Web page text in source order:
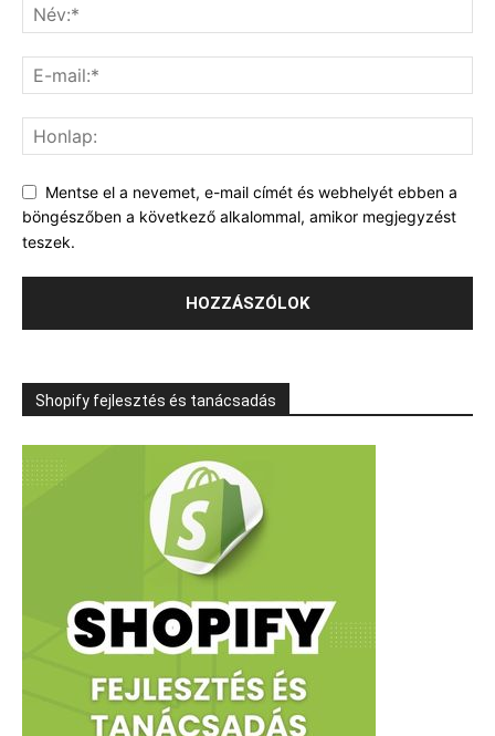
Mentse el a nevemet, e-mail címét és webhelyét ebben a
böngészőben a következő alkalommal, amikor megjegyzést
teszek.
Shopify fejlesztés és tanácsadás